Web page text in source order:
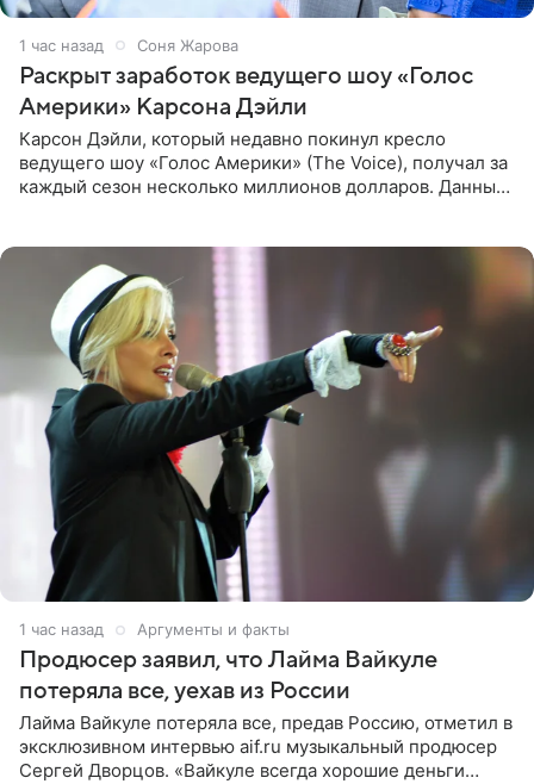
1 час назад Соня Жарова
Раскрыт заработок ведущего шоу «Голос
Америки» Карсона Дэйли
Карсон Дэйли, который недавно покинул кресло
ведущего шоу «Голос Америки» (The Voice), получал за
каждый сезон несколько миллионов долларов. Данные
1 час назад Аргументы и факты
Продюсер заявил, что Лайма Вайкуле
потеряла все, уехав из России
Лайма Вайкуле потеряла все, предав Россию, отметил в
эксклюзивном интервью aif.ru музыкальный продюсер
Сергей Дворцов. «Вайкуле всегда хорошие деньги